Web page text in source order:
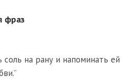
фраз
соль на рану и напоминать ей